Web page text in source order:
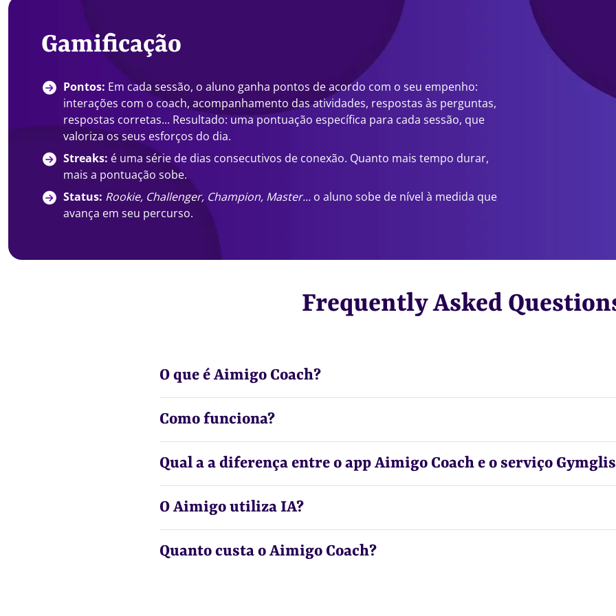
Gamificação
Pontos: Em cada sessão, o aluno ganha pontos de acordo com o seu empenho:
interações com o coach, acompanhamento das atividades, respostas às perguntas,
respostas corretas... Resultado: uma pontuação específica para cada sessão, que
valoriza os seus esforços do dia.
Streaks: é uma série de dias consecutivos de conexão. Quanto mais tempo durar,
mais a pontuação sobe.
Status: Rookie, Challenger, Champion, Master... o aluno sobe de nível à medida que
avança em seu percurso.
Frequently Asked
O que é Aimigo Coach?
Como funciona?
Qual a a diferença entre o app Aimigo Coach e o serviço
O Aimigo utiliza IA?
Quanto custa o Aimigo Coach?